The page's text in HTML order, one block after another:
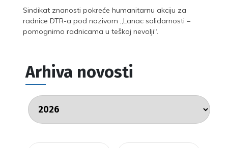
Sindikat znanosti pokreće humanitarnu akciju za
radnice DTR-a pod nazivom „Lanac solidarnosti –
pomognimo radnicama u teškoj nevolji“.
Arhiva novosti